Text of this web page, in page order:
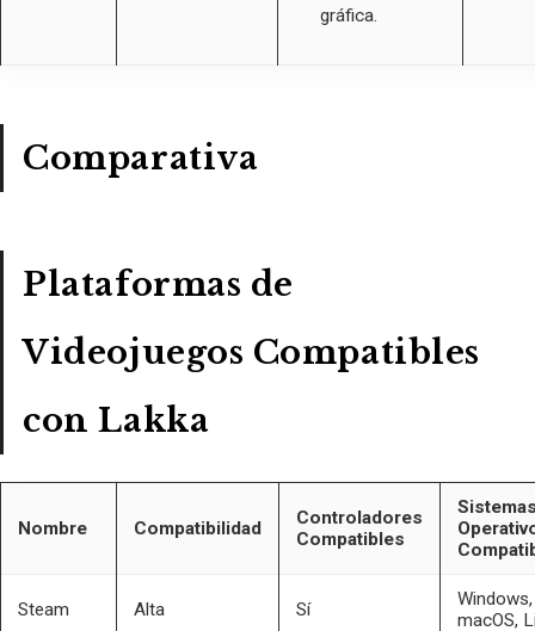
gráfica.
Comparativa
Plataformas de
Videojuegos Compatibles
con Lakka
Nombre Compatibilidad
Controladores
Compatibles
Steam Alta Sí
Windows,
macOS,